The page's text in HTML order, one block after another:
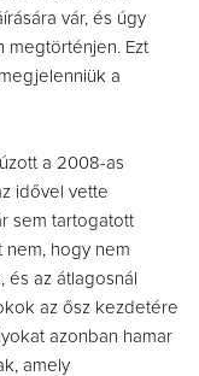
vár, és úgy
megtörténjen. Ezt
a
a 2008-as
idővel vette
sem tartogatott
hogy nem
az átlagosnál
az ősz kezdetére
azonban hamar
amely